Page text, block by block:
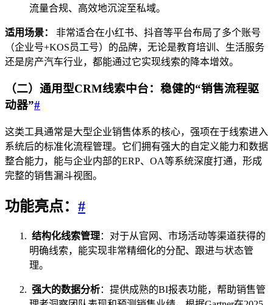
流量合规、高效地沉淀至私域。
适用场景：
非常适合在小红书、抖音等平台布局了多个账号
（企业号+KOS员工号）的品牌，无论是教育培训、生活服务
还是房产汽车行业，都能通过它实现线索的降本增效。
（二）通用型CRM线索中台：稳健的“销售流程驱
动器”#
这类工具通常是大型企业销售体系的核心，强项在于线索进入
系统后的标准化流程管理。它们拥有强大的自定义能力和数据
整合能力，能与企业内部的ERP、OA等系统深度打通，形成
完整的销售漏斗视图。
功能亮点： #
结构化线索管理：对于从官网、市场活动等渠道获得的
明确线索，能实现非常精细化的分配、跟进与状态管
理。
强大的数据分析：提供成熟的BI报表功能，帮助销售管